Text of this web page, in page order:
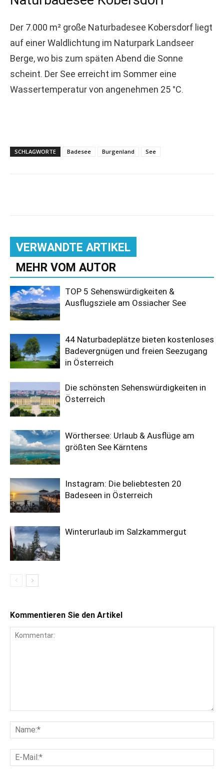
Der 7.000 m² große Naturbadesee Kobersdorf liegt
auf einer Waldlichtung im Naturpark Landseer
Berge, wo bis zum späten Abend die Sonne
scheint. Der See erreicht im Sommer eine
Wassertemperatur von angenehmen 25 °C.
SCHLAGWORTE Badesee Burgenland See
VERWANDTE ARTIKEL
MEHR VOM AUTOR
TOP 5 Sehenswürdigkeiten &
Ausflugsziele am Ossiacher See
44 Naturbadeplätze bieten kostenloses
Badevergnügen und freien Seezugang
in Österreich
Die schönsten Sehenswürdigkeiten in
Österreich
Wörthersee: Urlaub & Ausflüge am
größten See Kärntens
Instagram: Die beliebtesten 20
Badeseen in Österreich
Winterurlaub im Salzkammergut
Kommentieren Sie den Artikel